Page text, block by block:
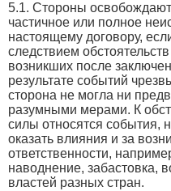
5.1. Стороны
частичное или полное
настоящему договору,
следствием
возникших после
результате событий
сторона не могла ни
разумными мерами. К
силы относятся события,
оказать влияния и за
ответственности,
наводнение, забастовка,
властей разных стран.